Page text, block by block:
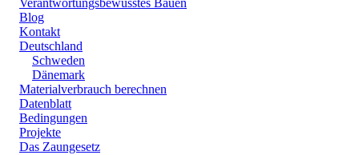
Verantwortungsbewusstes Bauen
Blog
Kontakt
Deutschland
Schweden
Dänemark
Materialverbrauch berechnen
Datenblatt
Bedingungen
Projekte
Das Zaungesetz